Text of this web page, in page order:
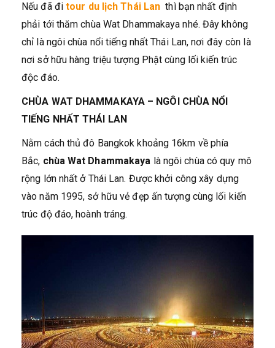
Nếu đã đi tour du lịch Thái Lan thì bạn nhất định
phải tới thăm chùa Wat Dhammakaya nhé. Đây không
chỉ là ngôi chùa nổi tiếng nhất Thái Lan, nơi đây còn là
nơi sở hữu hàng triệu tượng Phật cùng lối kiến trúc
độc đáo.
CHÙA WAT DHAMMAKAYA – NGÔI CHÙA NỔI
TIẾNG NHẤT THÁI LAN
Nằm cách thủ đô Bangkok khoảng 16km về phía
Bắc, chùa Wat Dhammakaya là ngôi chùa có quy mô
rộng lớn nhất ở Thái Lan. Được khởi công xây dựng
vào năm 1995, sở hữu vẻ đẹp ấn tượng cùng lối kiến
trúc độ đáo, hoành tráng.